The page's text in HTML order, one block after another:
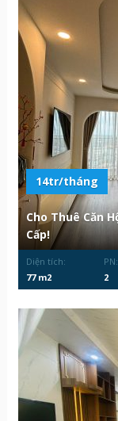
14tr/tháng
Cho Thuê Căn
Cấp!
Diện tích:
77 m2
PN:
2